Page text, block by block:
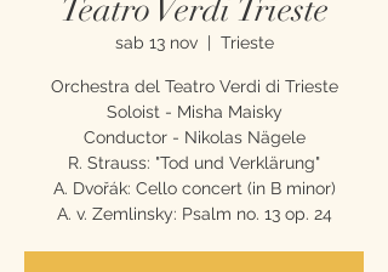
Teatro Verdi Trieste
sab 13 nov
  |
Trieste
Orchestra del Teatro Verdi di Trieste
Soloist - Misha Maisky
Conductor - Nikolas Nägele
R. Strauss: "Tod und Verklärung"
A. Dvořák: Cello concert (in B minor)